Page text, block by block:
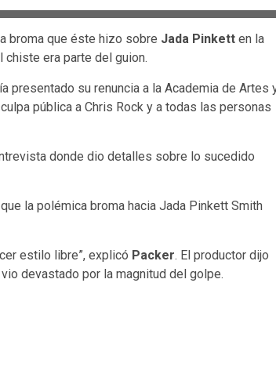
broma que éste hizo sobre Jada Pinkett en la
era parte del guion.
presentado su renuncia a la Academia de Artes
pública a Chris Rock y a todas las personas
donde dio detalles sobre lo sucedido
la polémica broma hacia Jada Pinkett Smith
estilo libre”, explicó Packer. El productor dijo
devastado por la magnitud del golpe.